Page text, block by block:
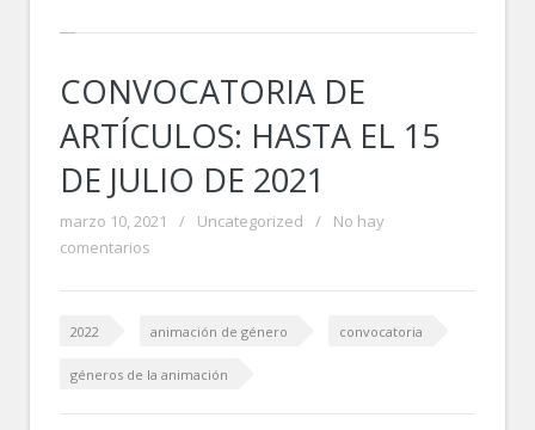
CONVOCATORIA DE
ARTÍCULOS: HASTA EL 15
DE JULIO DE 2021
marzo 10, 2021 / Uncategorized /
No hay
comentarios
2022 animación de género convocatoria
géneros de la animación